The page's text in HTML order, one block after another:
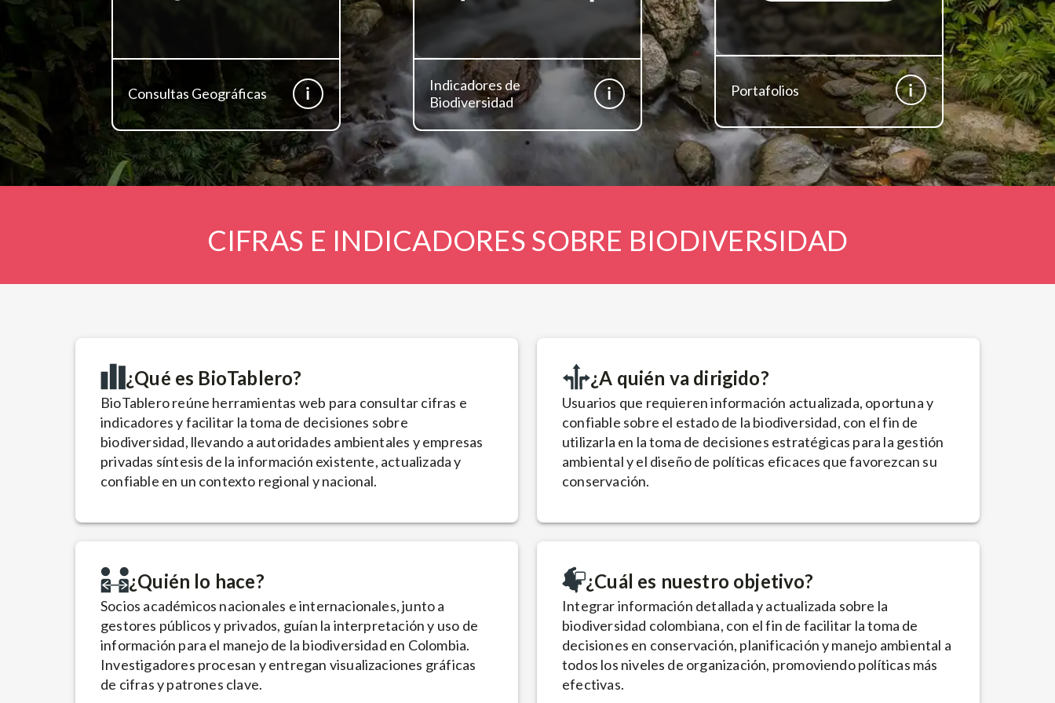
Consultas Geográficas
Indicadores de
Biodiversidad
Portafolios
CIFRAS E INDICADORES SOBRE BIODIVERSIDAD
¿Qué es BioTablero?
BioTablero reúne herramientas web para consultar cifras e
indicadores y facilitar la toma de decisiones sobre
biodiversidad, llevando a autoridades ambientales y empresas
privadas síntesis de la información existente, actualizada y
confiable en un contexto regional y nacional.
¿A quién va dirigido?
Usuarios que requieren información actualizada, oportuna y
confiable sobre el estado de la biodiversidad, con el fin de
utilizarla en la toma de decisiones estratégicas para la gestión
ambiental y el diseño de políticas eficaces que favorezcan su
conservación.
¿Quién lo hace?
Socios académicos nacionales e internacionales, junto a
gestores públicos y privados, guían la interpretación y uso de
información para el manejo de la biodiversidad en Colombia.
Investigadores procesan y entregan visualizaciones gráficas
de cifras y patrones clave.
¿Cuál es nuestro objetivo?
Integrar información detallada y actualizada sobre la
biodiversidad colombiana, con el fin de facilitar la toma de
decisiones en conservación, planificación y manejo ambiental a
todos los niveles de organización, promoviendo políticas más
efectivas.